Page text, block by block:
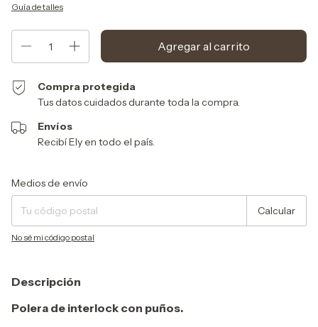
Guía de talles
Compra protegida
Tus datos cuidados durante toda la compra.
Envíos
Recibí Ely en todo el país.
Entregas para el CP:
Medios de envío
Calcular
No sé mi código postal
Descripción
Polera de interlock con puños.